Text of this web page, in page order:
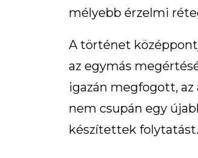
mélyebb érzelmi
A történet
az egymás
igazán megfogott,
nem csupán egy
készítettek folytatást.